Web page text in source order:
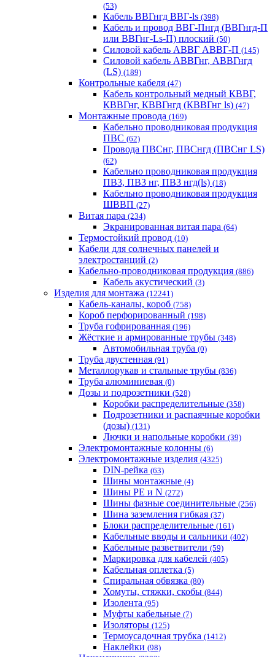
(53)
Кабель ВВГнгд ВВГ-ls (398)
Кабель и провод ВВГ-Пнгд (ВВГнгд-П
или ВВГнг-Ls-П) плоский (50)
Силовой кабель АВВГ АВВГ-П (145)
Силовой кабель АВВГнг, АВВГнгд
(LS) (189)
Контрольные кабеля (47)
Кабель контрольный медный КВВГ,
КВВГнг, КВВГнгд (КВВГнг ls) (47)
Монтажные провода (169)
Кабельно проводниковая продукция
ПВС (62)
Провода ПВСнг, ПВСнгд (ПВСнг LS)
(62)
Кабельно проводниковая продукция
ПВ3, ПВ3 нг, ПВ3 нгд(ls) (18)
Кабельно проводниковая продукция
ШВВП (27)
Витая пара (234)
Экранированная витая пара (64)
Термостойкий провод (10)
Кабели для солнечных панелей и
электростанций (2)
Кабельно-проводниковая продукция (886)
Кабель акустический (3)
Изделия для монтажа (12241)
Кабель-каналы, короб (758)
Короб перфорированный (198)
Труба гофрированная (196)
Жёсткие и армированные трубы (348)
Автомобильная труба (0)
Труба двустенная (91)
Металлорукав и стальные трубы (836)
Труба алюминиевая (0)
Дозы и подрозетники (528)
Коробки распределительные (358)
Подрозетники и распаячные коробки
(дозы) (131)
Лючки и напольные коробки (39)
Электромонтажные колонны (6)
Электромонтажные изделия (4325)
DIN-рейка (63)
Шины монтажные (4)
Шины PE и N (272)
Шины фазные соединительные (256)
Шина заземления гибкая (37)
Блоки распределительные (161)
Кабельные вводы и сальники (402)
Кабельные разветвители (59)
Маркировка для кабелей (405)
Кабельная оплетка (5)
Спиральная обвязка (80)
Хомуты, стяжки, скобы (844)
Изолента (95)
Муфты кабельные (7)
Изоляторы (125)
Термоусадочная трубка (1412)
Наклейки (98)